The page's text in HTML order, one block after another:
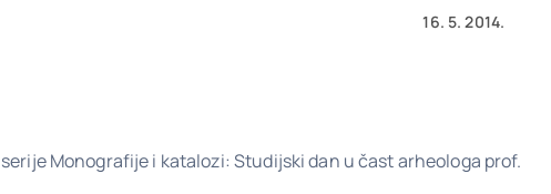
16. 5. 2014.
Monografije i katalozi: Studijski dan u čast arheologa prof.